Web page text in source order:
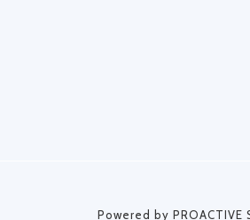
Powered by PROACTIVE